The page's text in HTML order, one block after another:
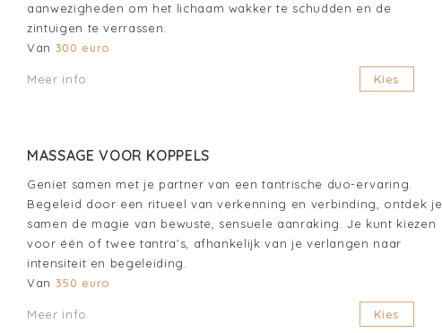
aanwezigheden om het lichaam wakker te schudden en de
zintuigen te verrassen.
Van 300 euro
Meer info Kies
MASSAGE VOOR KOPPELS
Geniet samen met je partner van een tantrische duo-ervaring.
Begeleid door een ritueel van verkenning en verbinding, ontdek je
samen de magie van bewuste, sensuele aanraking. Je kunt kiezen
voor één of twee tantra's, afhankelijk van je verlangen naar
intensiteit en begeleiding.
Van 350 euro
Meer info Kies